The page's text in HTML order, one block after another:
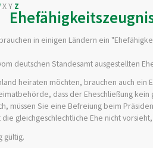
XY Z
in einigen Ländern ein
deutschen Standesamt ausgestellten
heiraten möchten, brauchen auch ein
dass der Eheschließung
müssen Sie eine Befreiung beim
gleichgeschlechtliche Ehe nicht
gültig.